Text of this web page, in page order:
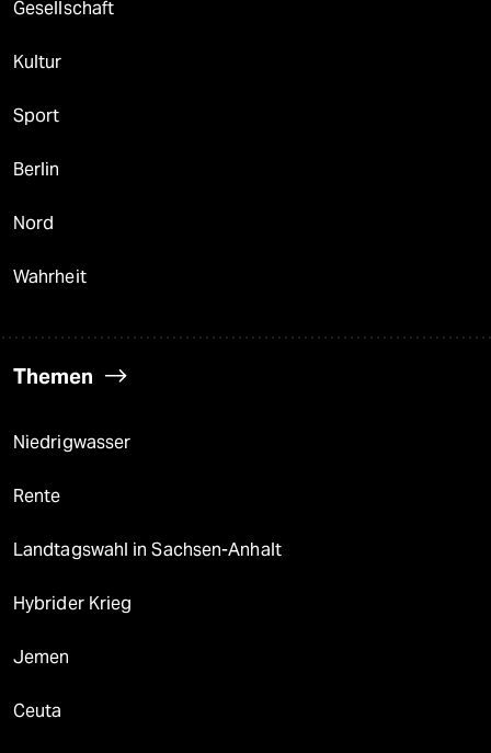
Gesellschaft
Kultur
Sport
Berlin
Nord
Wahrheit
Themen
Niedrigwasser
Rente
Landtagswahl in Sachsen-Anhalt
Hybrider Krieg
Jemen
Ceuta